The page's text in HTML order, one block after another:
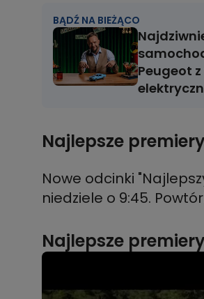
BĄDŹ NA BIEŻĄCO
Peugeot z
Najlepsze
Nowe odcinki
Najlepsze